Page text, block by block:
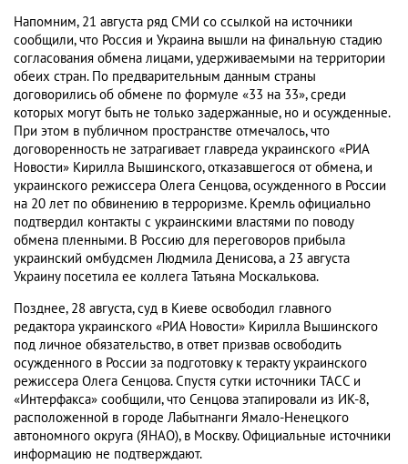
Напомним, 21 августа ряд СМИ со ссылкой на источники
сообщили, что Россия и Украина вышли на финальную стадию
согласования обмена лицами, удерживаемыми на территории
обеих стран. По предварительным данным страны
договорились об обмене по формуле «33 на 33», среди
которых могут быть не только задержанные, но и осужденные.
При этом в публичном пространстве отмечалось, что
договоренность не затрагивает главреда украинского «РИА
Новости» Кирилла Вышинского, отказавшегося от обмена, и
украинского режиссера Олега Сенцова, осужденного в России
на 20 лет по обвинению в терроризме. Кремль официально
подтвердил контакты с украинскими властями по поводу
обмена пленными. В Россию для переговоров прибыла
украинский омбудсмен Людмила Денисова, а 23 августа
Украину посетила ее коллега Татьяна Москалькова.
Позднее, 28 августа, суд в Киеве освободил главного
редактора украинского «РИА Новости» Кирилла Вышинского
под личное обязательство, в ответ призвав освободить
осужденного в России за подготовку к теракту украинского
режиссера Олега Сенцова. Спустя сутки источники ТАСС и
«Интерфакса» сообщили, что Сенцова этапировали из ИК-8,
расположенной в городе Лабытнанги Ямало-Ненецкого
автономного округа (ЯНАО), в Москву. Официальные источники
информацию не подтверждают.